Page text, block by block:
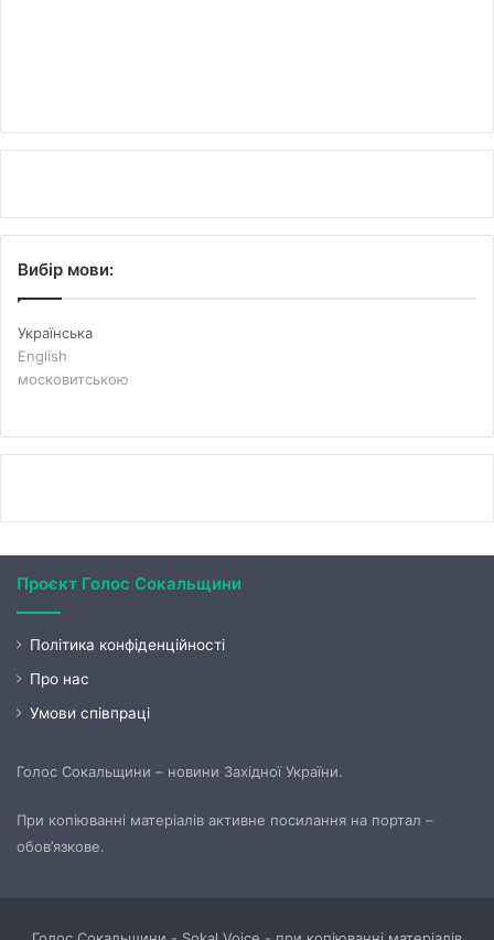
Вибір мови:
Українська
English
московитською
Проєкт Голос Сокальщини
Політика конфіденційності
Про нас
Умови співпраці
Голос Сокальщини – новини Західної України.
При копіюванні матеріалів активне посилання на портал –
обов’язкове.